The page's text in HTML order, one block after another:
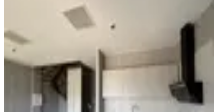
+ 1 Kiralık Dubleks
Çankaya, Çukurambar Mahallesi
100.000 ₺
ALFA INVEST Alfa Pro Invest